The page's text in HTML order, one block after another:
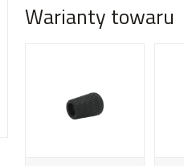
Warianty towaru